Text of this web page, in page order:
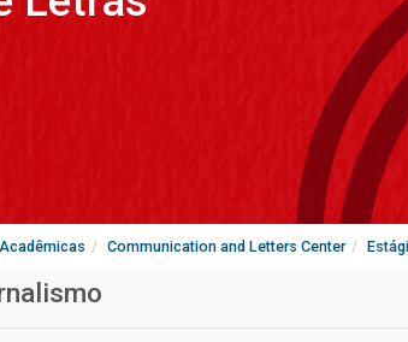
Communication and Letters Center